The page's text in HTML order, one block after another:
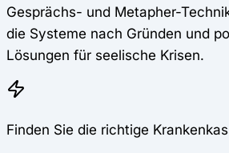
Gesprächs- und Metapher-
die Systeme nach Gründen und
Lösungen für seelische Krisen.
Finden Sie die richtige